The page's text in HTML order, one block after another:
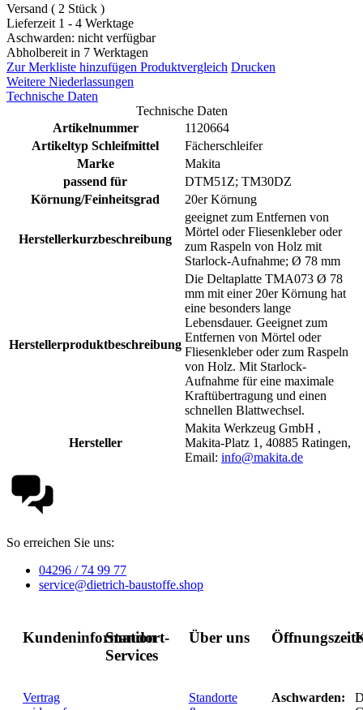
Versand ( 2 Stück )
Lieferzeit 1 - 4 Werktage
Aschwarden: nicht verfügbar
Abholbereit in 7 Werktagen
Zur Merkliste hinzufügen Produktvergleich Drucken
Weitere Niederlassungen
Technische Daten
Technische Daten
Artikelnummer
1120664
Artikeltyp Schleifmittel
Fächerschleifer
Marke
Makita
passend für
DTM51Z; TM30DZ
Körnung/Feinheitsgrad
20er Körnung
Herstellerkurzbeschreibung
geeignet zum Entfernen von
Mörtel oder Fliesenkleber oder
zum Raspeln von Holz mit
Starlock-Aufnahme; Ø 78 mm
Herstellerproduktbeschreibung
Die Deltaplatte TMA073 Ø 78
mm mit einer 20er Körnung hat
eine besonders lange
Lebensdauer. Geeignet zum
Entfernen von Mörtel oder
Fliesenkleber oder zum Raspeln
von Holz. Mit Starlock-
Aufnahme für eine maximale
Kraftübertragung und einen
schnellen Blattwechsel.
Hersteller
Makita Werkzeug GmbH ,
Makita-Platz 1, 40885 Ratingen,
Email: info@makita.de
So erreichen Sie uns:
04296 / 74 99 77
service@dietrich-baustoffe.shop
Kundeninformation
Vertrag
Standort-
Services
Über uns
Standorte
Aschwarden: